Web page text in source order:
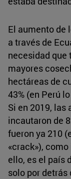
El aumento de
a través de
necesidad que
mayores
hectáreas de
43% (en Perú
Si en 2019, las
incautaron de
fueron ya 210
«crack»),
ello, es el país
solo por detrás